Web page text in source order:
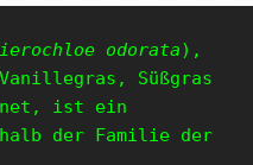
odorata),
Süßgras
ist ein
der Familie der